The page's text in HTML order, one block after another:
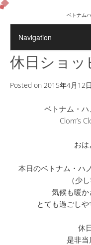
ベトナム
休日ショッ
Posted on 2015年4月12日
ベトナム・
Clom’s
おは
本日のベトナム・ハ
（少
気候も暖か
とても過ごしや
休
是非当